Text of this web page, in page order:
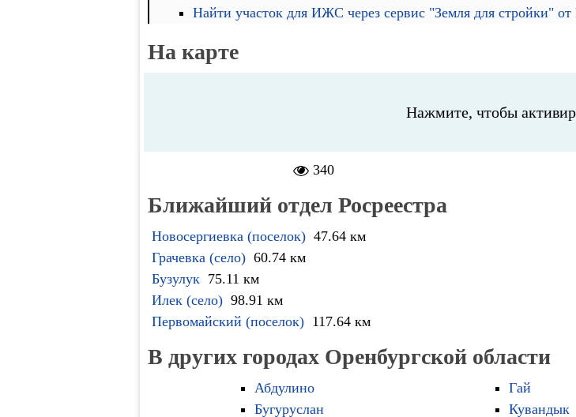
Найти участок для ИЖС через сервис "Земля для стройки" от
На карте
Нажмите, чтобы
340
Ближайший отдел Росреестра
Новосергиевка (поселок) 47.64 км
Грачевка (село) 60.74 км
Бузулук 75.11 км
Илек (село) 98.91 км
Первомайский (поселок) 117.64 км
В других городах Оренбургской области
Абдулино
Бугуруслан
Гай
Кувандык